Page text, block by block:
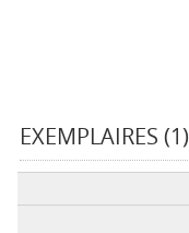
EXEMPLAIRES (1)